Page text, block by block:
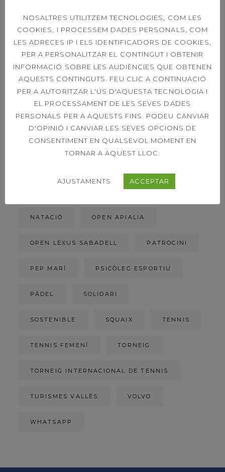
CARRERA DE LA DONA
CLUB TENNIS SABADELL
CONFERÈNCIA CTS
ESPLAI ESTIU
JORNADA PORTES OBERTES
NATACIÓ OPEN APIALIA
OPEN LEXUS SABADELL PATROCINI
PEP MARÍ PSICÒLEG ESPORTIU
PÀDEL SOLIDARI
SOSTENIBLE SQUAIX TENNIS
TENNIS FEMENÍ TORNEIG
TORNEIG INTERNACIONAL DE TENNIS
TURISMES VALLÈS VOLVO
WHATSAPP
NOSALTRES UTILITZEM TECNOLOGIES, COM LES
COOKIES, I PROCESSEM DADES PERSONALS, COM
LES ADRECES IP I ELS IDENTIFICADORS DE COOKIES,
PER A PERSONALITZAR EL CONTINGUT I OBTENIR
INFORMACIÓ SOBRE LES AUDIÈNCIES QUE OBTENEN
AQUESTS CONTINGUTS. FEU CLIC A CONTINUACIÓ
PER A AUTORITZAR L'ÚS D'AQUESTA TECNOLOGIA I
EL PROCESSAMENT DE LES SEVES DADES
PERSONALS PER A AQUESTS FINS. PODEU CANVIAR
D'OPINIÓ I CANVIAR LES SEVES OPCIONS DE
CONSENTIMENT EN QUALSEVOL MOMENT EN
TORNAR A AQUEST LLOC.
AJUSTAMENTS ACCEPTAR